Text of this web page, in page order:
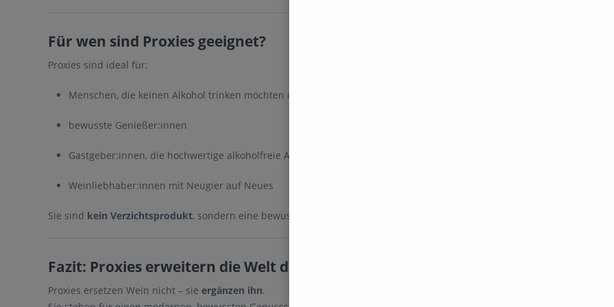
Für wen sind Proxies geeignet?
Proxies sind ideal für:
Menschen, die keinen Alkohol trinken möchten oder können
bewusste Genießer:innen
Gastgeber:innen, die hochwertige alkoholfreie Alternativen anbieten wollen
Weinliebhaber:innen mit Neugier auf Neues
Sie sind kein Verzichtsprodukt, sondern eine bewusste Entscheidung für Qualität.
Fazit: Proxies erweitern die Welt des Weins
Proxies ersetzen Wein nicht – sie ergänzen ihn.